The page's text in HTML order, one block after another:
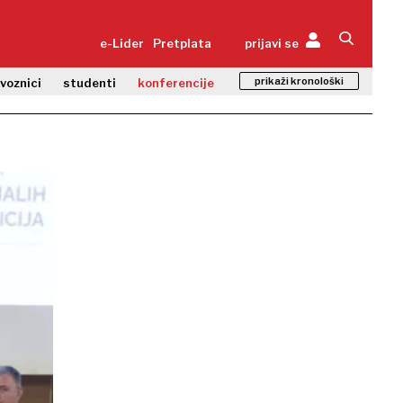
e-Lider Pretplata prijavi se
studenti konferencije prikaži kronološki